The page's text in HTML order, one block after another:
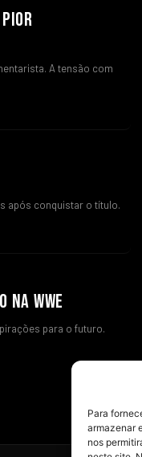
Para
armazenar
nos
A tensão com
após conquistar o título.
NA WWE
para o futuro.